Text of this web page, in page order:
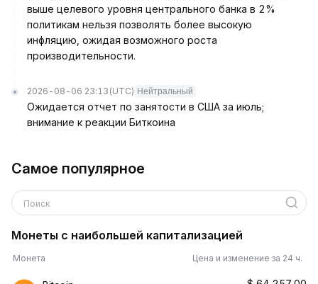
выше целевого уровня центрального банка в 2%
политикам нельзя позволять более высокую
инфляцию, ожидая возможного роста
производительности.
2026-08-06 23:13 (UTC) Нейтральный
Ожидается отчет по занятости в США за июль;
внимание к реакции Биткоина
Самое популярное
Поиск
Монеты с наибольшей капитализацией
Монета Цена и изменение за 24 ч.